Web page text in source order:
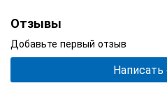
Отзывы
Добавьте первый отзыв